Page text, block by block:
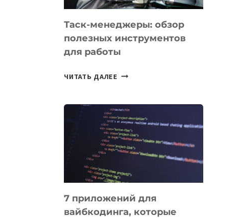
Таск-менеджеры: обзор
полезных инструментов
для работы
ЧИТАТЬ ДАЛЕЕ ТАСК-
ПОЛЕЗНЫХ
ИНСТРУМЕНТОВ
ДЛЯ
РАБОТЫ
7 приложений для
вайбкодинга, которые